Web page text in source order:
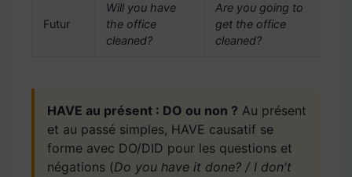
Futur
Will you have
the office
cleaned?
Are you going to
get the office
cleaned?
HAVE au présent : DO ou non ? Au présent
et au passé simples, HAVE causatif se
forme avec DO/DID pour les questions et
négations (Do you have it done? / I don't